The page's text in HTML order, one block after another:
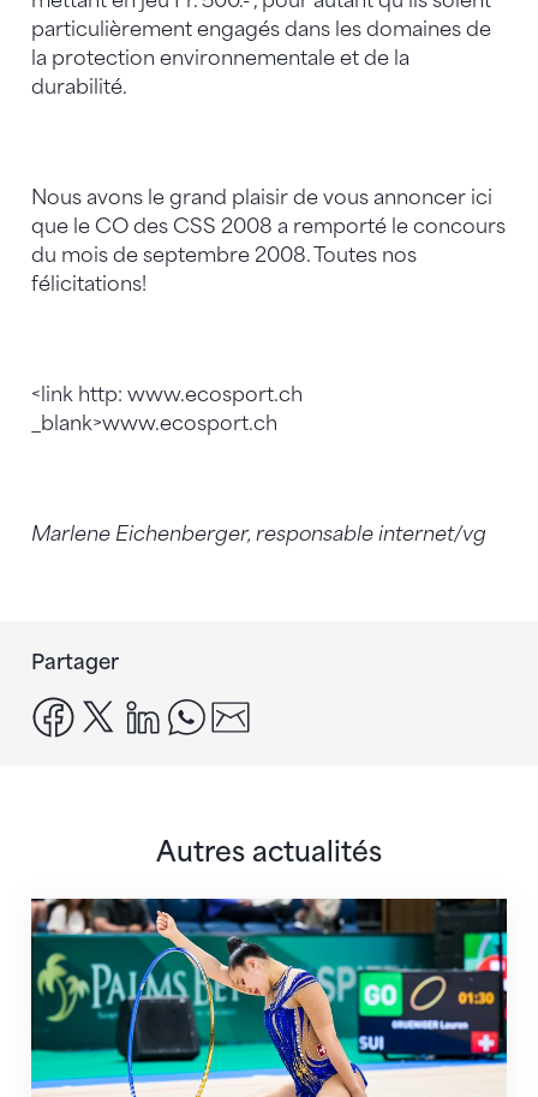
particulièrement engagés dans les domaines de
la protection environnementale et de la
durabilité.
Nous avons le grand plaisir de vous annoncer ici
que le CO des CSS 2008 a remporté le concours
du mois de septembre 2008. Toutes nos
félicitations!
<link http: www.ecosport.ch
_blank>www.ecosport.ch
Marlene Eichenberger, responsable internet/vg
Partager
facebook
x linkedinwhatsapp
Autres actualités
Prochaine étape : les Championnats du monde